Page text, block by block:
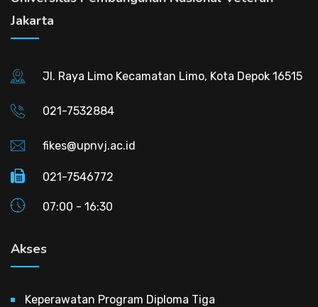
Jakarta
Jl. Raya Limo Kecamatan Limo, Kota Depok 16515
021-7532884
fikes@upnvj.ac.id
021-7546772
07:00 - 16:30
Akses
Keperawatan Program Diploma Tiga